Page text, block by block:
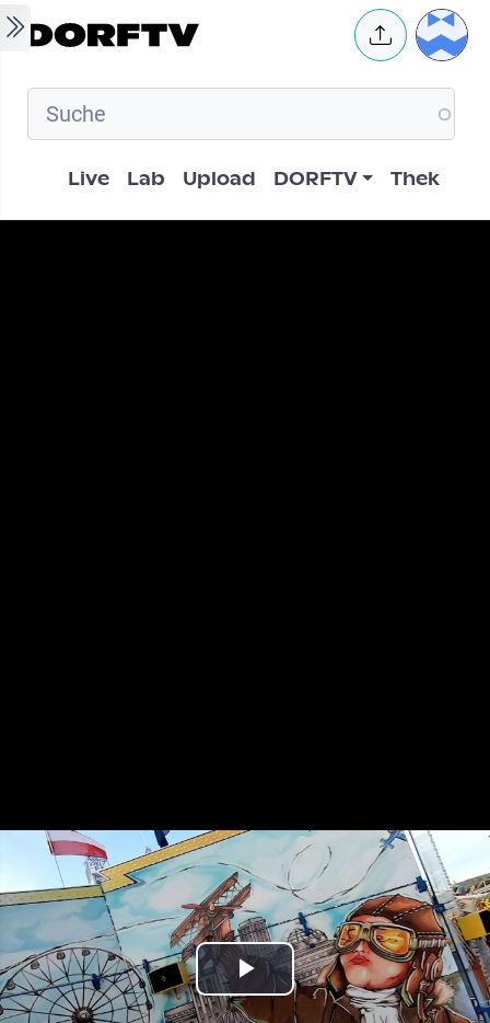
Skip to main content User
Hauptnavigation
Live Lab Upload DORFTV Thek
Play